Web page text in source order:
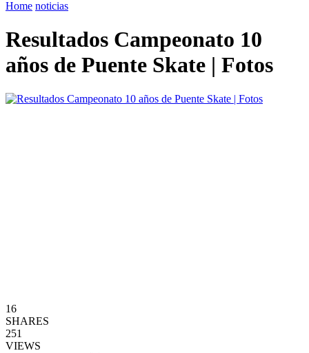
Home noticias
Resultados Campeonato 10
años de Puente Skate | Fotos
16
SHARES
251
VIEWS